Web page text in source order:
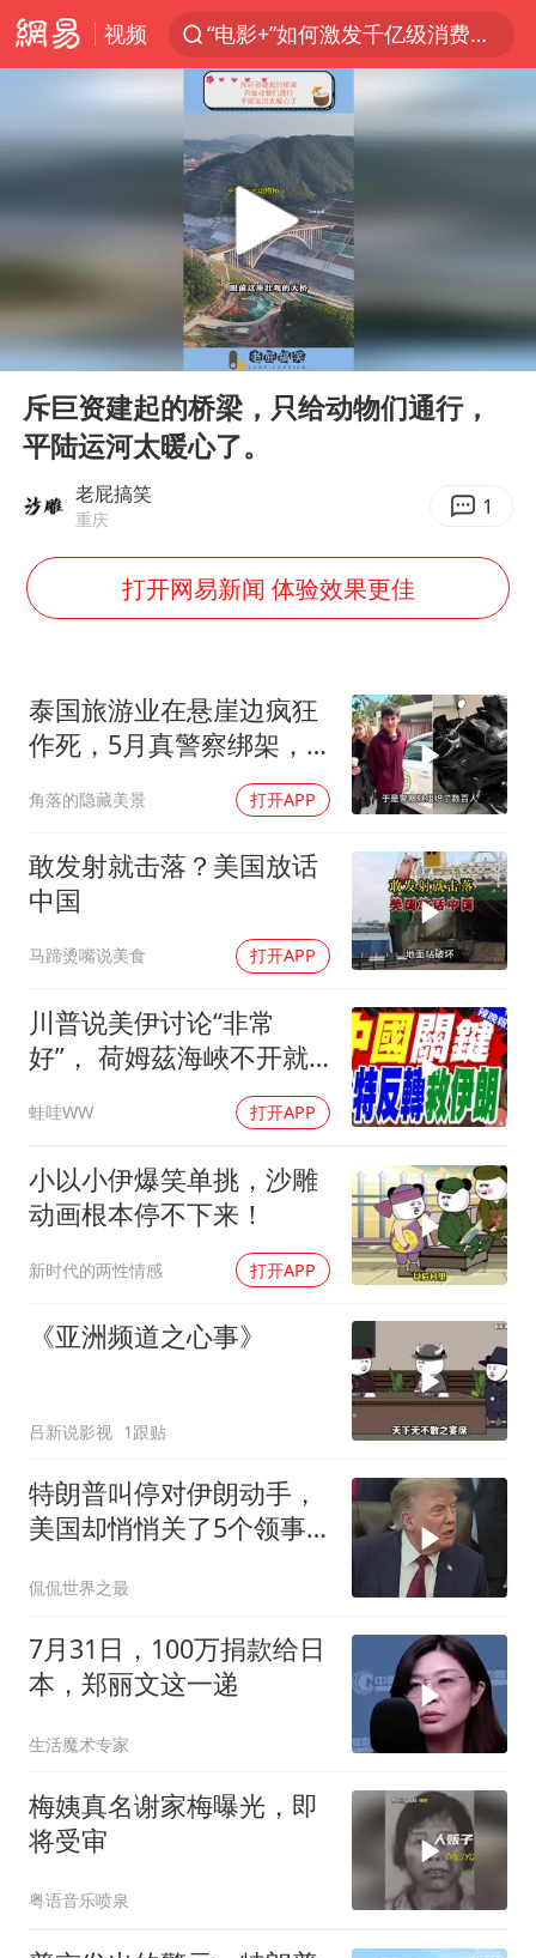
视频
“电影+”如何激发千亿级消费新活力？
台风白海豚已进入24小时警戒线
上海：台风白海豚或将带来龙卷风
中巨芯：上半年归母净利润1405.77万元
胜宏科技：股票交易异常波动
秋天的第一杯奶茶到底有多火
38岁演员求职万岁山NPC成功
我国外贸延续良好增长态势
东航：国内客票提前14天免费退改
夯实基础开新局
Play
00:00 00:24
斥巨资建起的桥梁，只给动物们通行，
平陆运河太暖心了。
老屁搞笑
重庆 1
打开网易新闻 体验效果更佳
泰国旅游业在悬崖边疯狂
作死，5月真警察绑架，7
角落的隐藏美景 打开APP
敢发射就击落？美国放话
中国
马蹄烫嘴说美食 打开APP
川普说美伊讨论“非常
好”， 荷姆茲海峽不开就
出重拳｜帅化民.孙大千.
谢寒冰｜辣晚报20260805
蛙哇WW 打开APP
小以小伊爆笑单挑，沙雕
动画根本停不下来！
新时代的两性情感 打开APP
《亚洲频道之心事》
吕新说影视 1跟贴
特朗普叫停对伊朗动手，
美国却悄悄关了5个领事
侃侃世界之最
7月31日，100万捐款给日
本，郑丽文这一递
生活魔术专家
梅姨真名谢家梅曝光，即
将受审
粤语音乐喷泉